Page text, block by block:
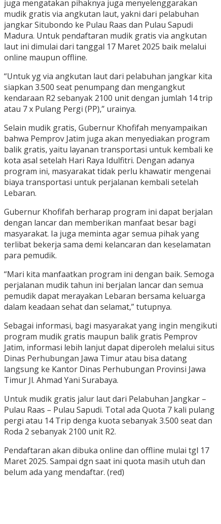
juga mengatakan pihaknya juga menyelenggarakan
mudik gratis via angkutan laut, yakni dari pelabuhan
jangkar Situbondo ke Pulau Raas dan Pulau Sapudi
Madura. Untuk pendaftaran mudik gratis via angkutan
laut ini dimulai dari tanggal 17 Maret 2025 baik melalui
online maupun offline.
“Untuk yg via angkutan laut dari pelabuhan jangkar kita
siapkan 3.500 seat penumpang dan mengangkut
kendaraan R2 sebanyak 2100 unit dengan jumlah 14 trip
atau 7 x Pulang Pergi (PP),” urainya.
Selain mudik gratis, Gubernur Khofifah menyampaikan
bahwa Pemprov Jatim juga akan menyediakan program
balik gratis, yaitu layanan transportasi untuk kembali ke
kota asal setelah Hari Raya Idulfitri. Dengan adanya
program ini, masyarakat tidak perlu khawatir mengenai
biaya transportasi untuk perjalanan kembali setelah
Lebaran.
Gubernur Khofifah berharap program ini dapat berjalan
dengan lancar dan memberikan manfaat besar bagi
masyarakat. Ia juga meminta agar semua pihak yang
terlibat bekerja sama demi kelancaran dan keselamatan
para pemudik.
“Mari kita manfaatkan program ini dengan baik. Semoga
perjalanan mudik tahun ini berjalan lancar dan semua
pemudik dapat merayakan Lebaran bersama keluarga
dalam keadaan sehat dan selamat,” tutupnya.
Sebagai informasi, bagi masyarakat yang ingin mengikuti
program mudik gratis maupun balik gratis Pemprov
Jatim, informasi lebih lanjut dapat diperoleh melalui situs
Dinas Perhubungan Jawa Timur atau bisa datang
langsung ke Kantor Dinas Perhubungan Provinsi Jawa
Timur Jl. Ahmad Yani Surabaya.
Untuk mudik gratis jalur laut dari Pelabuhan Jangkar –
Pulau Raas – Pulau Sapudi. Total ada Quota 7 kali pulang
pergi atau 14 Trip denga kuota sebanyak 3.500 seat dan
Roda 2 sebanyak 2100 unit R2.
Pendaftaran akan dibuka online dan offline mulai tgl 17
Maret 2025. Sampai dgn saat ini quota masih utuh dan
belum ada yang mendaftar. (red)